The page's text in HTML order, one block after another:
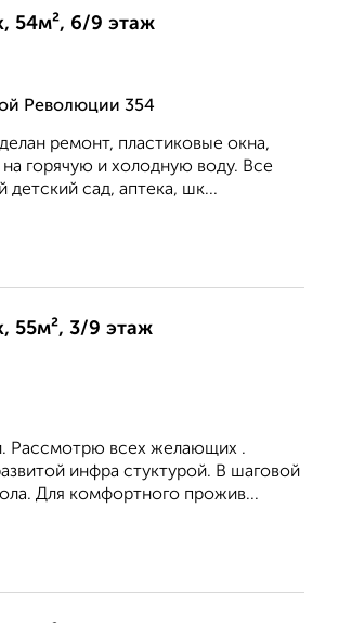
54м², 6/9 этаж
Революции 354
ремонт, пластиковые окна,
горячую и холодную воду. Все
сад, аптека, шк...
55м², 3/9 этаж
Рассмотрю всех желающих .
инфра стуктурой. В шаговой
Для комфортного прожив...